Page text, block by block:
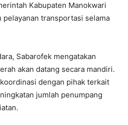
Kabupaten Manokwari
pelayanan transportasi selama
Sabarofek mengatakan
akan datang secara mandiri.
dengan pihak terkait
jumlah penumpang